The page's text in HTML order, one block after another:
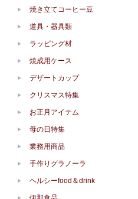
焼き立てコーヒー豆
道具・器具類
ラッピング材
焼成用ケース
デザートカップ
クリスマス特集
お正月アイテム
母の日特集
業務用商品
手作りグラノーラ
ヘルシーfood＆drink